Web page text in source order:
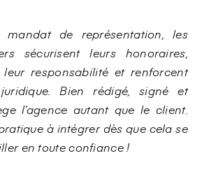
de représentation, les
sécurisent leurs honoraires,
responsabilité et renforcent
Bien rédigé, signé et
l’agence autant que le client.
à intégrer dès que cela se
en toute confiance !